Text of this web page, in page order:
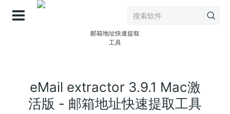
eMail extractor 3.9.1 Mac激
活版 - 邮箱地址快速提取工具